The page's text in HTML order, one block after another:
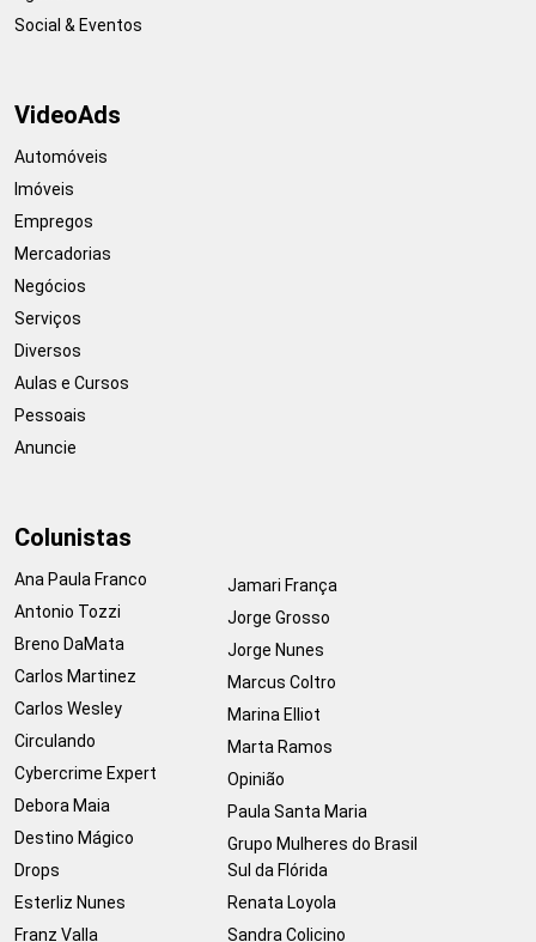
Social & Eventos
VideoAds
Automóveis
Imóveis
Empregos
Mercadorias
Negócios
Serviços
Diversos
Aulas e Cursos
Pessoais
Anuncie
Colunistas
Ana Paula Franco
Antonio Tozzi
Breno DaMata
Carlos Martinez
Carlos Wesley
Circulando
Cybercrime Expert
Debora Maia
Destino Mágico
Drops
Esterliz Nunes
Franz Valla
Jamari França
Jorge Grosso
Jorge Nunes
Marcus Coltro
Marina Elliot
Marta Ramos
Opinião
Paula Santa Maria
Grupo Mulheres do Brasil
Sul da Flórida
Renata Loyola
Sandra Colicino